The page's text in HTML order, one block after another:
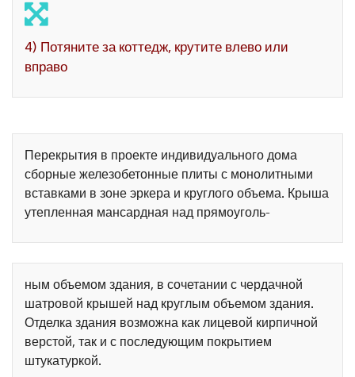
4) Потяните за коттедж, крутите влево или
вправо
Перекрытия в проекте индивидуального дома
сборные железобетонные плиты с монолитными
вставками в зоне эркера и круглого объема. Крыша
утепленная мансардная над прямоуголь-
ным объемом здания, в сочетании с чердачной
шатровой крышей над круглым объемом здания.
Отделка здания возможна как лицевой кирпичной
верстой, так и с последующим покрытием
штукатуркой.